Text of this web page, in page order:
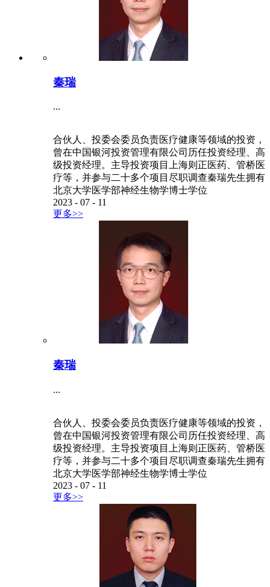
秦瑞
...
合伙人、投委会委员负责医疗健康等领域的投资，
曾在中国银河投资管理有限公司历任投资经理、高
级投资经理。主导投资项目上海则正医药、管桥医
疗等，并参与二十多个项目尽职调查秦瑞先生拥有
北京大学医学部神经生物学博士学位
2023 - 07 - 11
更多>>
秦瑞
...
合伙人、投委会委员负责医疗健康等领域的投资，
曾在中国银河投资管理有限公司历任投资经理、高
级投资经理。主导投资项目上海则正医药、管桥医
疗等，并参与二十多个项目尽职调查秦瑞先生拥有
北京大学医学部神经生物学博士学位
2023 - 07 - 11
更多>>